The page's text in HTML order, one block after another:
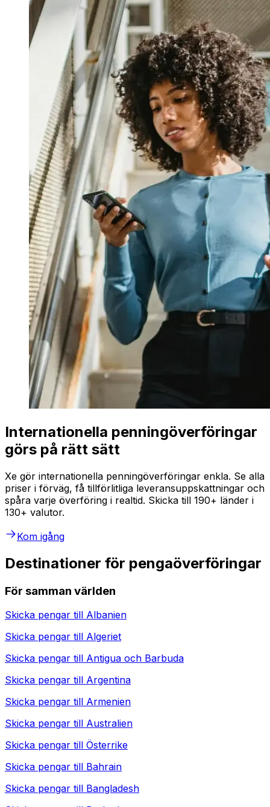
Internationella penningöverföringar
görs på rätt sätt
Xe gör internationella penningöverföringar enkla. Se alla
priser i förväg, få tillförlitliga leveransuppskattningar och
spåra varje överföring i realtid. Skicka till 190+ länder i
130+ valutor.
Kom igång
Destinationer för pengaöverföringar
För samman världen
Skicka pengar till Albanien
Skicka pengar till Algeriet
Skicka pengar till Antigua och Barbuda
Skicka pengar till Argentina
Skicka pengar till Armenien
Skicka pengar till Australien
Skicka pengar till Österrike
Skicka pengar till Bahrain
Skicka pengar till Bangladesh